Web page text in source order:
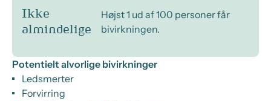
Ikke
almindelige
Højst 1 ud af 100 personer får
bivirkningen.
Potentielt alvorlige bivirkninger
Ledsmerter
Forvirring